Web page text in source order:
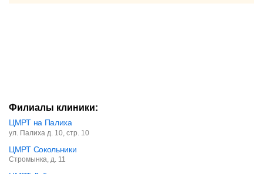
Филиалы клиники:
ЦМРТ на Палиха
ул. Палиха д. 10, стр. 10
ЦМРТ Сокольники
Стромынка, д. 11